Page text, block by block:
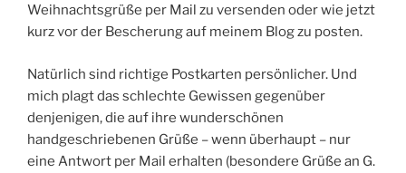
Weihnachtsgrüße per Mail zu versenden oder wie jetzt
kurz vor der Bescherung auf meinem Blog zu posten.
Natürlich sind richtige Postkarten persönlicher. Und
mich plagt das schlechte Gewissen gegenüber
denjenigen, die auf ihre wunderschönen
handgeschriebenen Grüße – wenn überhaupt – nur
eine Antwort per Mail erhalten (besondere Grüße an G.